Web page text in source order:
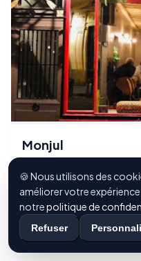
Monjul
Google avis (456)
28 Rue des Blancs
Nourriture contemporaine
🍪 Nous utilisons des
améliorer votre
notrepolitique de
Refuser